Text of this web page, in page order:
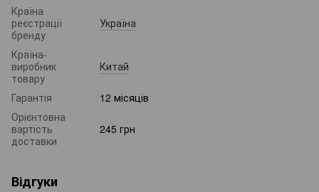
Країна
реєстрації
бренду
Україна
Країна-
виробник
товару
Китай
Гарантія
12 місяців
Орієнтовна
вартість
доставки
245 грн
Відгуки